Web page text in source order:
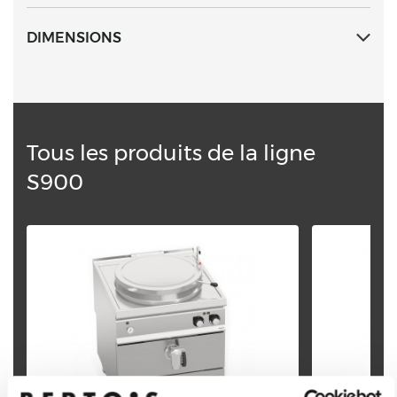
0,05 bar. Réglage de la température par robinet avec
indication de minimum et de maximum.
DIMENSIONS
Tous les produits de la ligne
S900